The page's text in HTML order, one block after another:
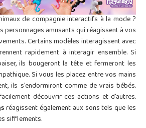
de compagnie interactifs à la mode ?
personnages amusants qui réagissent à vos
Certains modèles interagissent avec
rapidement à interagir ensemble. Si
ils bougeront la tête et fermeront les
Si vous les placez entre vos mains
ils s'endormiront comme de vrais bébés.
découvrir ces actions et d'autres.
réagissent également aux sons tels que les
sifflements.